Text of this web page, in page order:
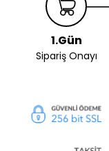
1.Gün
Sipariş Onayı